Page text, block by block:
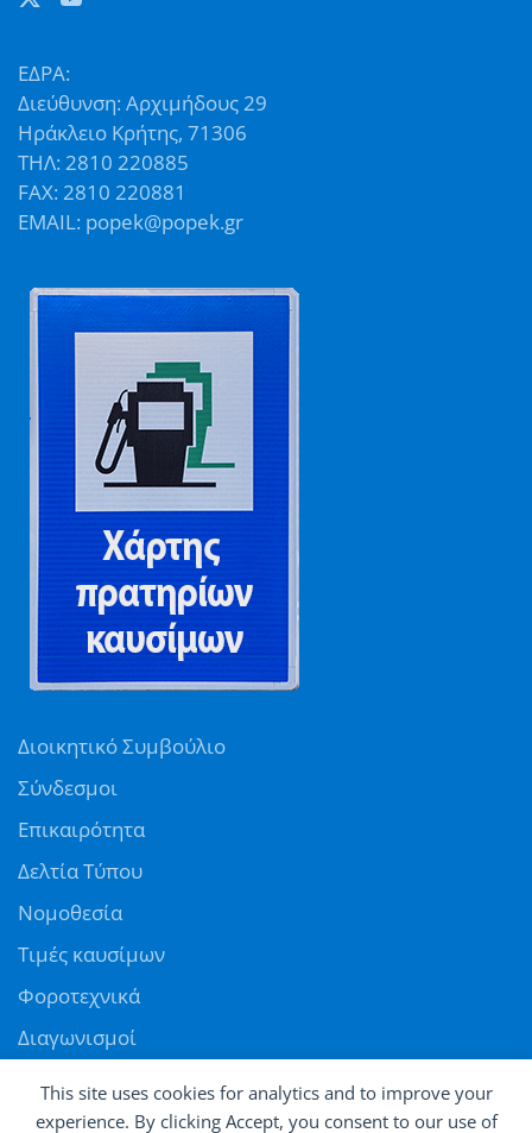
This site uses cookies for analytics and to improve your
experience. By clicking Accept, you consent to our use of
ΕΔΡΑ:
Διεύθυνση: Αρχιμήδους 29
Ηράκλειο Κρήτης, 71306
ΤΗΛ: 2810 220885
FAX: 2810 220881
EMAIL: popek@popek.gr
Διοικητικό Συμβούλιο
Σύνδεσμοι
Επικαιρότητα
Δελτία Τύπου
Νομοθεσία
Τιμές καυσίμων
Φοροτεχνικά
Διαγωνισμοί
Αγγελίες
Θέσεις εργασίας